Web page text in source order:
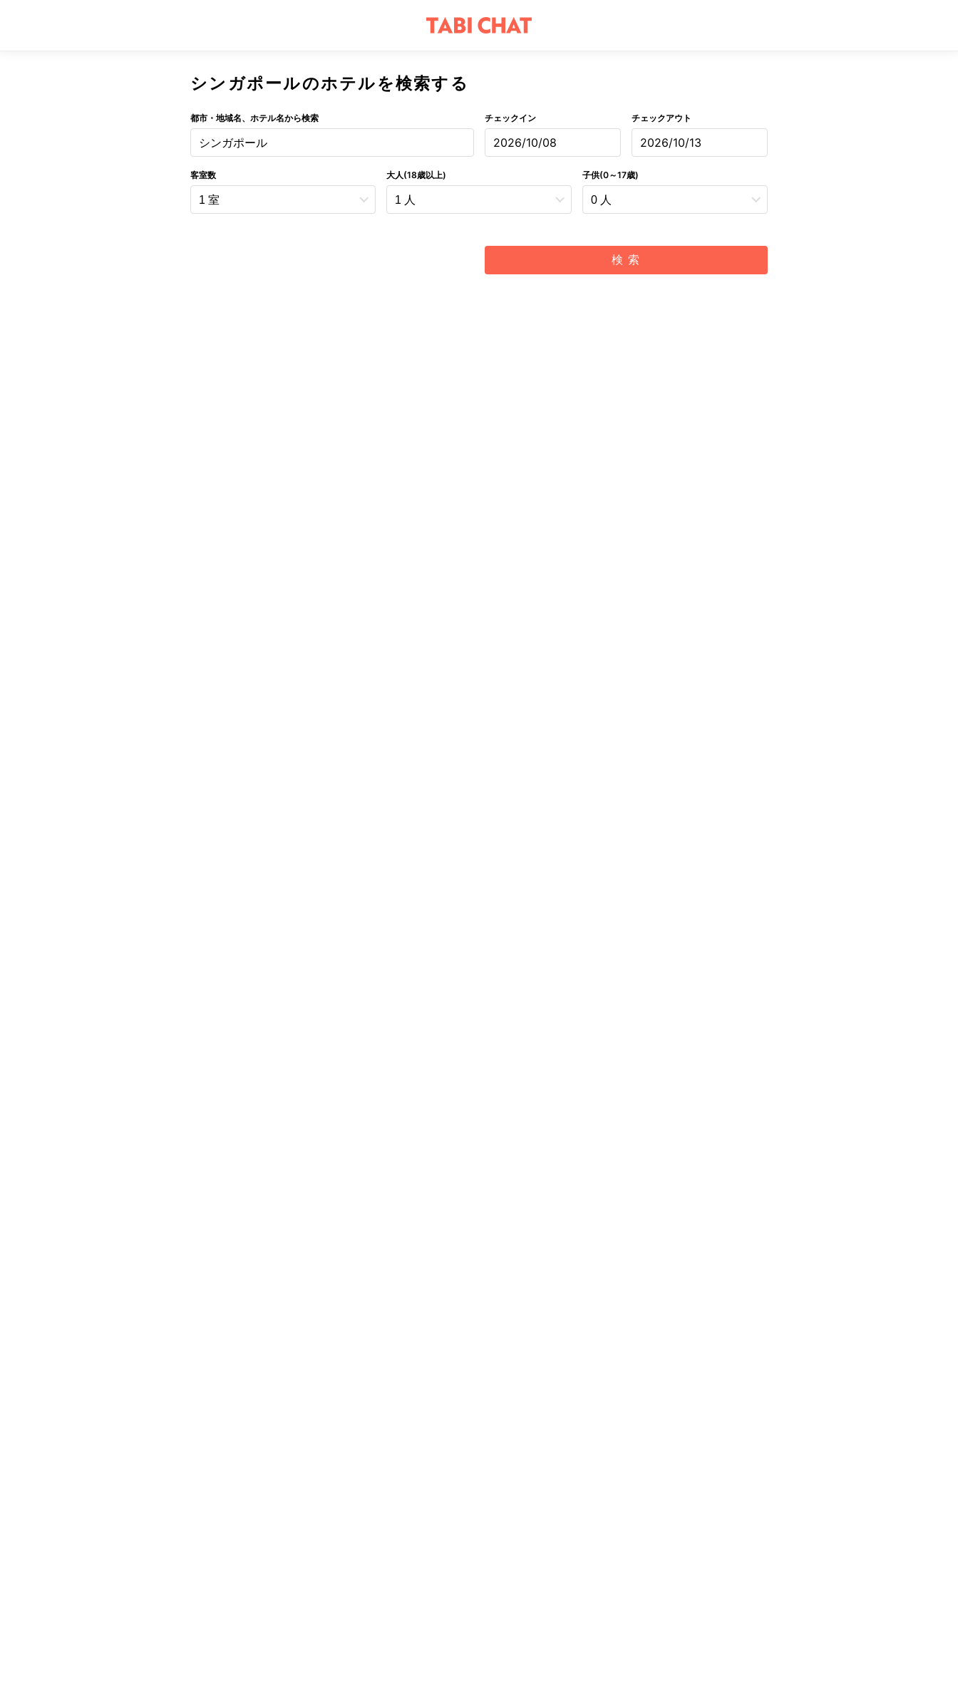
シンガポールのホテルを検索する
都市・地域名、ホテル名から検索
シンガポール
チェックイン
2026/10/08
チェックアウト
2026/10/13
客室数 大人(18歳以上) 子供(0～17歳)
検 索